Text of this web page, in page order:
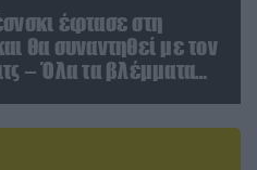
έφτασε στη
θα συναντηθεί με τον